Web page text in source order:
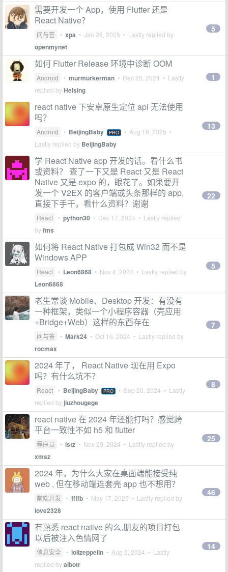
需要开发一个 App，使用 Flutter 还是
React Native？
问与答 • xpa • Jan 26, 2025 • Lastly replied by
openmynet
5
如何 Flutter Release 环境中诊断 OOM
Android • murmurkerman • Dec 25, 2024 • Lastly
replied byHelsing
1
react native 下安卓原生定位 api 无法使用
吗？
Android • BeijingBaby PRO • Aug 16, 2025 •
Lastly replied by BeijingBaby
13
学 React Native app 开发的话。看什么书
或资料？ 查了一下又是 React 又是 React
Native 又是 expo 的，眼花了。如果要开
发一个 V2EX 的客户端或头条那样的 app,
直接下手干。看什么资料？谢谢
React • python30 • Dec 17, 2024 • Lastly replied
byfms
22
如何将 React Native 打包成 Win32 而不是
Windows APP
React • Leon6868 • Nov 4, 2024 • Lastly replied by
Leon6868
5
老生常谈 Mobile、Desktop 开发：有没有
一种框架，类似一个小程序容器（壳应用
+Bridge+Web）这样的东西存在
问与答 • Mark24 • Oct 16, 2024 • Lastly replied by
rocmax
7
2024 年了， React Native 现在用 Expo
吗？有什么坑不？
React • BeijingBaby PRO • Sep 20, 2024 • Lastly
replied by jiuzhougege
8
react native 在 2024 年还能打吗？感觉跨
平台一致性不如 h5 和 flutter
程序员 • lstz • Nov 29, 2024 • Lastly replied by
xmsz
25
2024 年，为什么大家在桌面端能接受纯
web , 但在移动端连套壳 app 也不想用？
前端开发 • ffffb • May 17, 2025 • Lastly replied by
love2328
46
有熟悉 react native 的么,朋友的项目打包
以后被注入色情网了
信息安全 • lolizeppelin • Aug 2, 2024 • Lastly
replied byaibotr
14